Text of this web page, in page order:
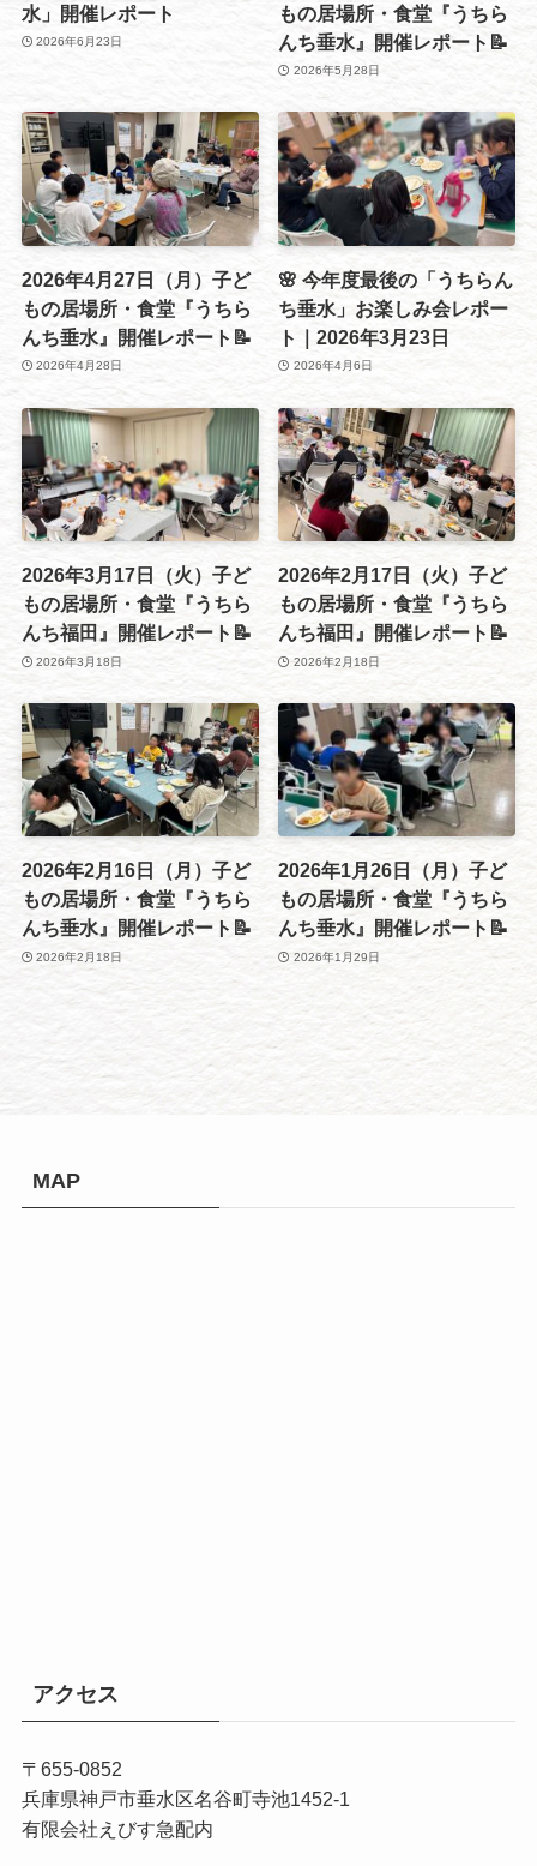
水」開催レポート
2026年6月23日
もの居場所・食堂『うちら
んち垂水』開催レポート📝
2026年5月28日
2026年4月27日（月）子ど
もの居場所・食堂『うちら
んち垂水』開催レポート📝
2026年4月28日
🌸 今年度最後の「うちらん
ち垂水」お楽しみ会レポー
ト｜2026年3月23日
2026年4月6日
2026年3月17日（火）子ど
もの居場所・食堂『うちら
んち福田』開催レポート📝
2026年3月18日
2026年2月17日（火）子ど
もの居場所・食堂『うちら
んち福田』開催レポート📝
2026年2月18日
2026年2月16日（月）子ど
もの居場所・食堂『うちら
んち垂水』開催レポート📝
2026年2月18日
2026年1月26日（月）子ど
もの居場所・食堂『うちら
んち垂水』開催レポート📝
2026年1月29日
MAP
アクセス
〒655-0852
兵庫県神戸市垂水区名谷町寺池1452-1
有限会社えびす急配内